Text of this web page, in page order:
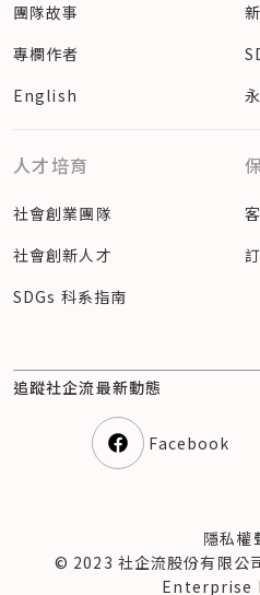
團隊故事
專欄作者
English
人才培育
社會創業團隊
社會創新人才
SDGs 科系指南
追蹤社企流最新動態
Facebook
隱私權
© 2023 社企流股份有限公
Enterprise